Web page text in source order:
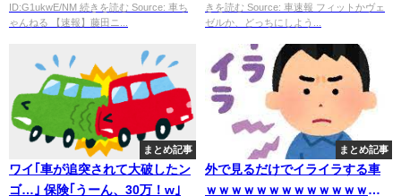
wwwwwwwwwwwwww
ID:G1ukwE/NM 続きを読む Source: 車ち
ゃんねる 【速報】藤田ニ...
きを読む Source: 車速報 フィットかヴェ
ゼルか、どっちにしよう...
まとめ記事
ワイ｢車が追突されて大破したン
ゴ…｣ 保険｢うーん、30万！w｣
まとめ記事
外で見るだけでイライラする車
ｗｗｗｗｗｗｗｗｗｗｗｗｗｗ